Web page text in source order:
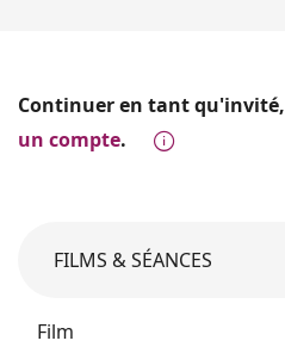
Continuer en tant qu'invité,
un compte.
FILMS & SÉANCES
Film